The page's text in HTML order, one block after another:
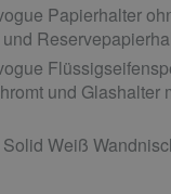
Papierhalter
und Glashalter
Weiß